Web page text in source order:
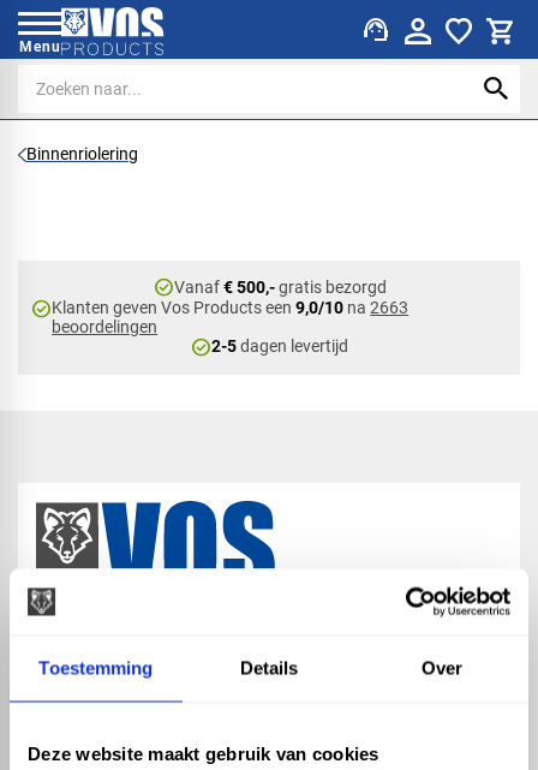
Toestemming Details Over
Deze website maakt gebruik van cookies
Menu support_agent
Binnenriolering
check_circleVanaf€ 500,-gratis bezorgd
check_circleKlanten geven Vos Products een9,0/10 na2663
beoordelingen
check_circle2-5dagen levertijd
phone_enabled +31 416 75 02 55
mail info@vosproducts.nl